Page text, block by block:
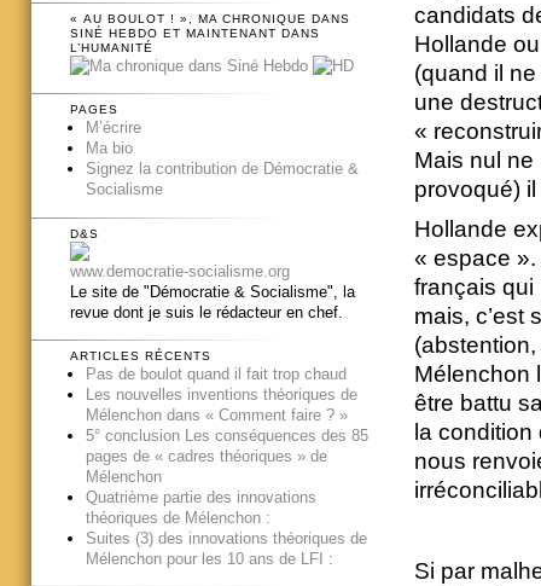
candidats
Hollande
(quand il
une
«
Mais nul ne
provoqué)
Hollande
« espace ».
français qui
mais, c’est
Mélenchon
être battu
la
nous
Si par
« AU BOULOT ! », MA CHRONIQUE DANS
SINÉ HEBDO ET MAINTENANT DANS
L’HUMANITÉ
PAGES
M’écrire
Ma bio
Signez la contribution de Démocratie &
Socialisme
D&S
www.democratie-socialisme.org
Le site de "Démocratie & Socialisme", la
revue dont je suis le rédacteur en chef.
ARTICLES RÉCENTS
Pas de boulot quand il fait trop chaud
Les nouvelles inventions théoriques de
Mélenchon dans « Comment faire ? »
5° conclusion Les conséquences des 85
pages de « cadres théoriques » de
Mélenchon
Quatrième partie des innovations
théoriques de Mélenchon :
Suites (3) des innovations théoriques de
Mélenchon pour les 10 ans de LFI :